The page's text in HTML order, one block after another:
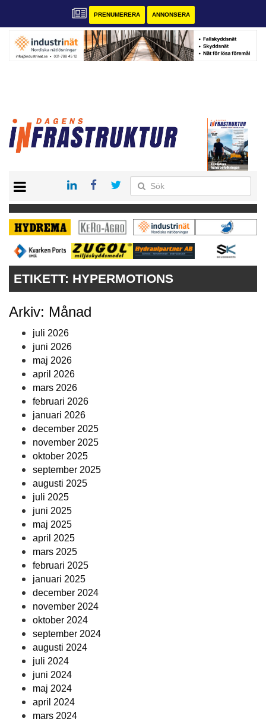
PRENUMERERA ANNONSERA
KONTAKT
VÅRA ANDRA MAGASIN
PRENUMERERA
ANNONSERA
ETIKETT: HYPERMOTIONS
Arkiv: Månad
juli 2026
juni 2026
maj 2026
april 2026
mars 2026
februari 2026
januari 2026
december 2025
november 2025
oktober 2025
september 2025
augusti 2025
juli 2025
juni 2025
maj 2025
april 2025
mars 2025
februari 2025
januari 2025
december 2024
november 2024
oktober 2024
september 2024
augusti 2024
juli 2024
juni 2024
maj 2024
april 2024
mars 2024